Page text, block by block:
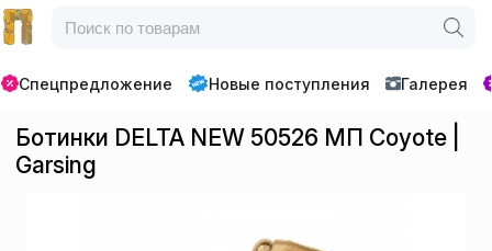
Спецпредложение Новые поступления Галерея
Ботинки DELTA NEW 50526 МП Coyote |
Garsing